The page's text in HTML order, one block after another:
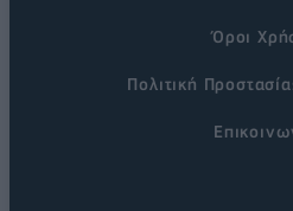
Όροι
Πολιτική